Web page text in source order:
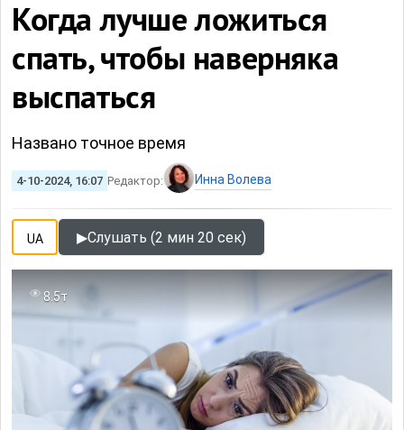
Когда лучше ложиться
спать, чтобы наверняка
выспаться
Названо точное время
4-10-2024, 16:07 Редактор: Инна Волева
UA ▶Слушать (2 мин 20 сек)
8.5т